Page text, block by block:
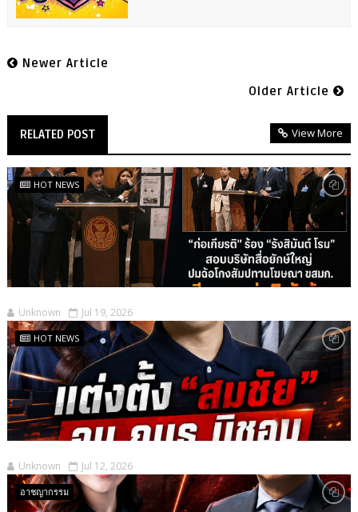
Newer Article
Older Article
RELATED POST View More
HOT NEWS
Unknown Jul 19, 2026
HOT NEWS
Unknown Jul 12, 2026
อาชญากรรม